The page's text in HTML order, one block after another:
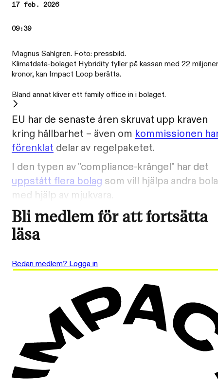
17 feb. 2026
09:39
Magnus Sahlgren. Foto: pressbild.
Klimatdata-bolaget Hybridity fyller på kassan med 22 miljoner
kronor, kan Impact Loop berätta.
Bland annat kliver ett family office in i bolaget.
EU har de senaste åren skruvat upp kraven
kring hållbarhet – även om kommissionen
förenklat delar av regelpaketet.
I den typen av "compliance-krångel" har det
uppstått flera bolag som vill hjälpa andra
med hjälp av mjukvara.
Bli medlem för att fortsätta
läsa
Redan medlem? Logga in